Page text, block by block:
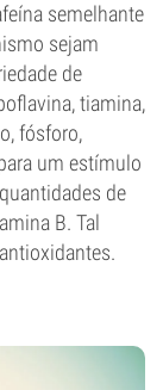
semelhante
sejam
de
tiamina,
fósforo,
um estímulo
de
B. Tal